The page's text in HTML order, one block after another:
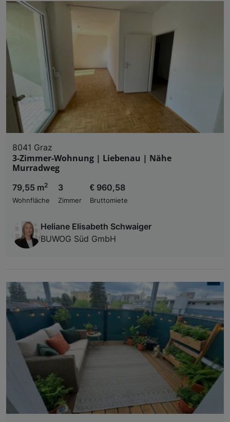
8041 Graz
3-Zimmer-Wohnung | Liebenau | Nähe
Murradweg
79,55 m2
Wohnfläche
3
Zimmer
€ 960,58
Bruttomiete
Heliane Elisabeth Schwaiger
BUWOG Süd GmbH